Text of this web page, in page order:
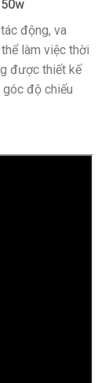
động, va
làm việc thời
được thiết kế
độ chiếu